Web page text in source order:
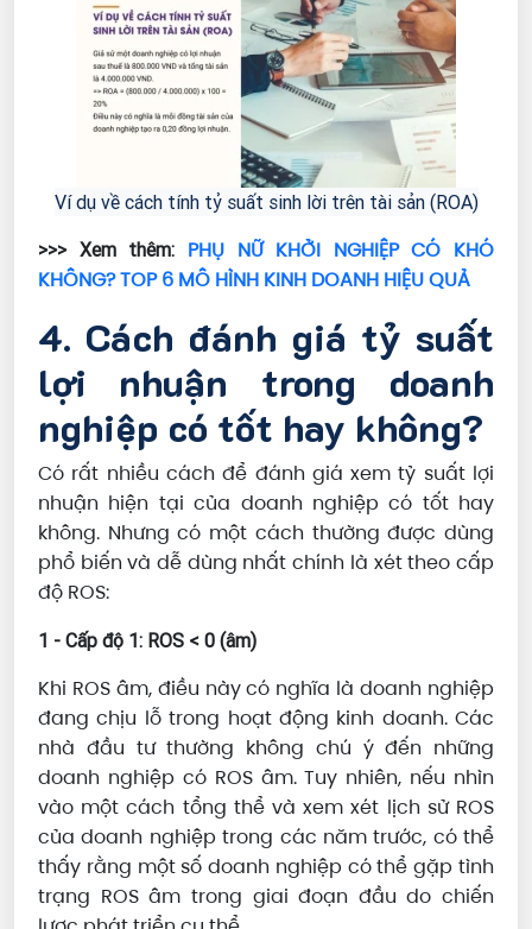
Ví dụ về cách tính tỷ suất sinh lời trên tài sản (ROA)
>>> Xem thêm: PHỤ NỮ KHỞI NGHIỆP CÓ KHÓ
KHÔNG? TOP 6 MÔ HÌNH KINH DOANH HIỆU QUẢ
4. Cách đánh giá tỷ suất
lợi nhuận trong doanh
nghiệp có tốt hay không?
Có rất nhiều cách để đánh giá xem tỷ suất lợi
nhuận hiện tại của doanh nghiệp có tốt hay
không. Nhưng có một cách thường được dùng
phổ biến và dễ dùng nhất chính là xét theo cấp
độ ROS:
1 - Cấp độ 1: ROS < 0 (âm)
Khi ROS âm, điều này có nghĩa là doanh nghiệp
đang chịu lỗ trong hoạt động kinh doanh. Các
nhà đầu tư thường không chú ý đến những
doanh nghiệp có ROS âm. Tuy nhiên, nếu nhìn
vào một cách tổng thể và xem xét lịch sử ROS
của doanh nghiệp trong các năm trước, có thể
thấy rằng một số doanh nghiệp có thể gặp tình
trạng ROS âm trong giai đoạn đầu do chiến